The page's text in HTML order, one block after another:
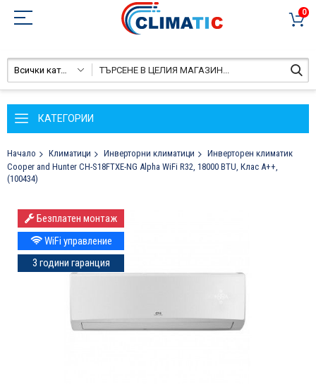
0
Всички категории
КАТЕГОРИИ
Начало Климатици Инверторни климатици
Инверторен климатик
Cooper and Hunter CH-S18FTXE-NG Alpha WiFi R32, 18000 BTU, Клас A++,
(100434)
Преминете
към
края
на
галерията
на
Безплатен монтаж
WiFi управление
3 години гаранция